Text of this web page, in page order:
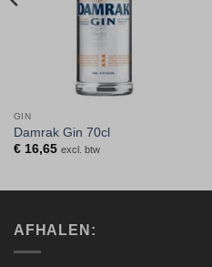
GIN
Damrak Gin 70cl
€16,65 excl. btw
AFHALEN: